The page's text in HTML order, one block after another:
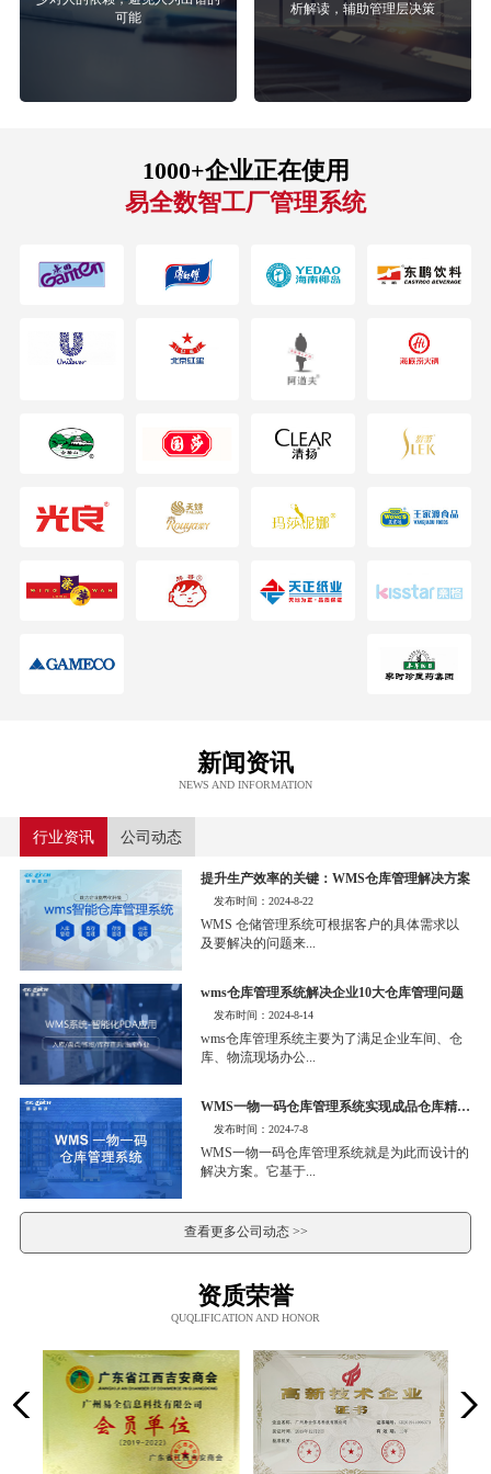
可能
析解读，辅助管理层决策
1000+企业正在使用
易全数智工厂管理系统
新闻资讯
NEWS AND INFORMATION
行业资讯 公司动态
提升生产效率的关键：WMS仓库管理解决方案
发布时间：2024-8-22
WMS 仓储管理系统可根据客户的具体需求以
及要解决的问题来...
wms仓库管理系统解决企业10大仓库管理问题
发布时间：2024-8-14
wms仓库管理系统主要为了满足企业车间、仓
库、物流现场办公...
WMS一物一码仓库管理系统实现成品仓库精细化管理
发布时间：2024-7-8
WMS一物一码仓库管理系统就是为此而设计的
解决方案。它基于...
查看更多公司动态 >>
资质荣誉
QUQLIFICATION AND HONOR